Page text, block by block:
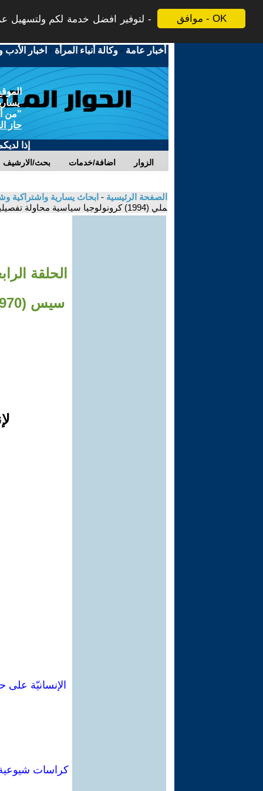
موافق - OK لتوفير افضل خدمة لكم ولتسهيل
أخبار عامة -وكالة أنباء المرأة - اخبار الأدب
"من
حاز
إذا
بحث/الارشيف اضافة/خدمات الزوار
الصفحة الرئيسية - ابحاث يسارية واشتراكية
ملي (1994) كرونولوجيا سياسية محاولة تفصيلية وشاملة - موقع 30 عشت
الحلقة
الإنسانيّة